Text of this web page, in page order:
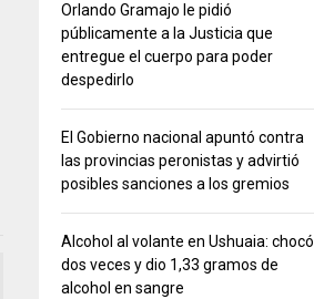
Orlando Gramajo le pidió
públicamente a la Justicia que
entregue el cuerpo para poder
despedirlo
El Gobierno nacional apuntó contra
las provincias peronistas y advirtió
posibles sanciones a los gremios
Alcohol al volante en Ushuaia: chocó
dos veces y dio 1,33 gramos de
alcohol en sangre